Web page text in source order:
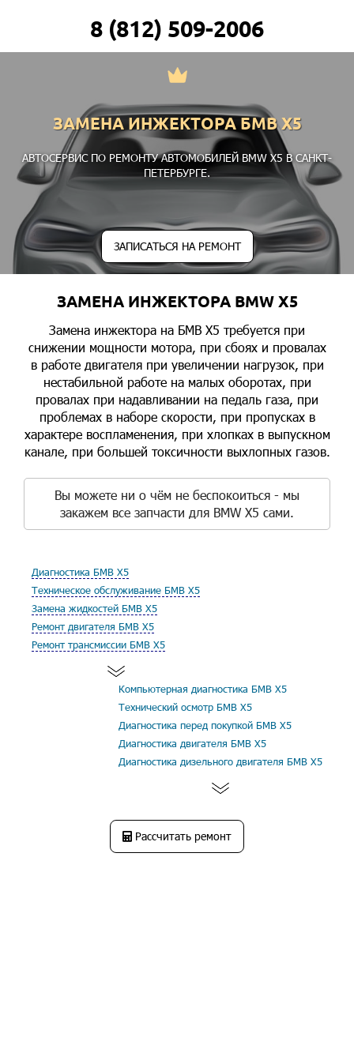
8 (812) 509-2006
ЗАМЕНА ИНЖЕКТОРА БМВ Х5
АВТОСЕРВИС ПО РЕМОНТУ АВТОМОБИЛЕЙ BMW X5 В САНКТ-
ПЕТЕРБУРГЕ.
ЗАПИСАТЬСЯ НА РЕМОНТ
ЗАМЕНА ИНЖЕКТОРА BMW X5
Замена инжектора на БМВ Х5 требуется при
снижении мощности мотора, при сбоях и провалах
в работе двигателя при увеличении нагрузок, при
нестабильной работе на малых оборотах, при
провалах при надавливании на педаль газа, при
проблемах в наборе скорости, при пропусках в
характере воспламенения, при хлопках в выпускном
канале, при большей токсичности выхлопных газов.
Вы можете ни о чём не беспокоиться - мы
закажем все запчасти для BMW X5 сами.
Диагностика БМВ Х5
Техническое обслуживание БМВ Х5
Замена жидкостей БМВ Х5
Ремонт двигателя БМВ Х5
Ремонт трансмиссии БМВ Х5
Компьютерная диагностика БМВ Х5
Технический осмотр БМВ Х5
Диагностика перед покупкой БМВ Х5
Диагностика двигателя БМВ Х5
Диагностика дизельного двигателя БМВ Х5
Рассчитать ремонт